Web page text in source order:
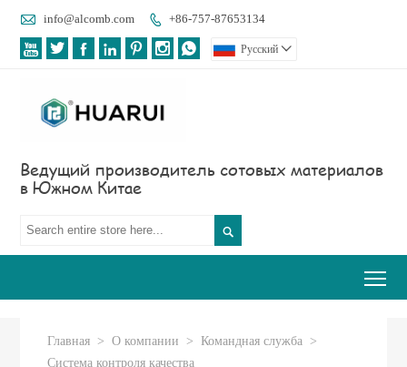
 info@alcomb.com  +86-757-87653134
       Pусский 
Ведущий производитель сотовых материалов
в Южном Китае

Главная > О компании > Командная служба >
Система контроля качества